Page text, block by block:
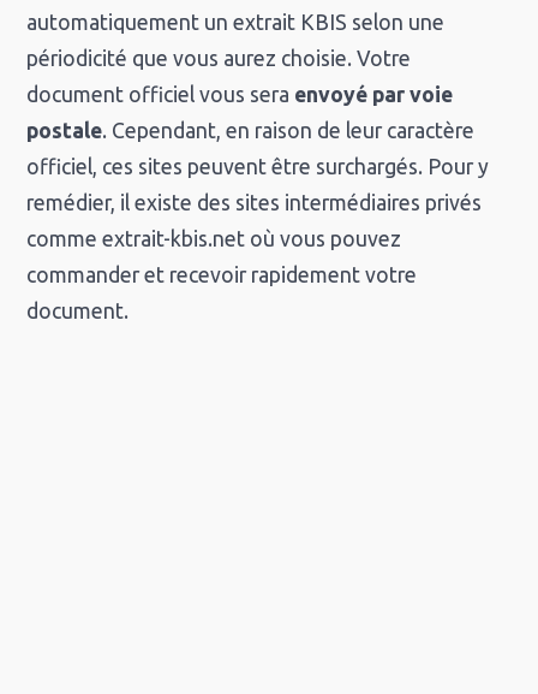
automatiquement un extrait KBIS selon une
périodicité que vous aurez choisie. Votre
document officiel vous sera envoyé par voie
postale. Cependant, en raison de leur caractère
officiel, ces sites peuvent être surchargés. Pour y
remédier, il existe des sites intermédiaires privés
comme extrait-kbis.net où vous pouvez
commander et recevoir rapidement votre
document.